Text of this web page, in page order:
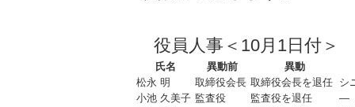
役員人事＜10月1日付＞
氏名 異動前
異動
松永 明
取締役会長 取締役会長を退任
シ
小池 久美子 監査役 監査役を退任
―